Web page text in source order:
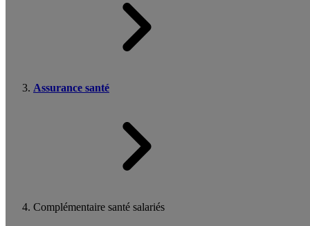
Assurance santé
Complémentaire santé salariés